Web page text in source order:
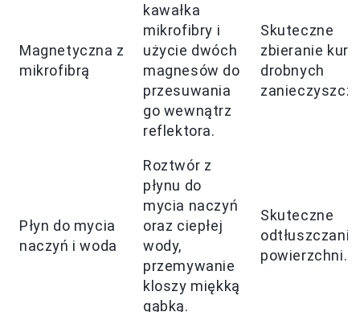
Magnetyczna z
mikrofibrą
kawałka
mikrofibry i
użycie dwóch
magnesów do
przesuwania
go wewnątrz
reflektora.
Skuteczne
zbieranie
drobnych
Płyn do mycia
naczyń i woda
Roztwór z
płynu do
mycia naczyń
oraz ciepłej
wody,
przemywanie
kloszy miękką
gąbką.
Skuteczne
odtłuszczanie
powierzchni.